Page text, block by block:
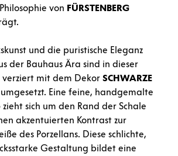
von FÜRSTENBERG
und die puristische Eleganz
der Bauhaus Ära sind in dieser
verziert mit dem Dekor SCHWARZE
Eine feine, handgemalte
zieht sich um den Rand der Schale
akzentuierten Kontrast zur
des Porzellans. Diese schlichte,
Gestaltung bildet eine